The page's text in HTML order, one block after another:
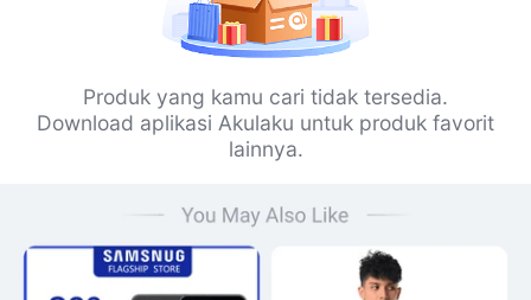
Produk yang kamu cari tidak tersedia.
Download aplikasi Akulaku untuk produk favorit
lainnya.